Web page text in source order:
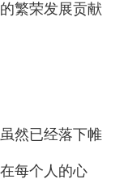
繁荣发展贡献
然已经落下帷
每个人的心